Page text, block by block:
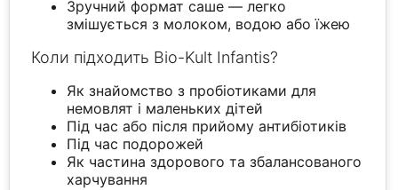
Зручний формат саше — легко
змішується з молоком, водою або їжею
Коли підходить Bio-Kult Infantis?
Як знайомство з пробіотиками для
немовлят і маленьких дітей
Під час або після прийому антибіотиків
Під час подорожей
Як частина здорового та збалансованого
харчування